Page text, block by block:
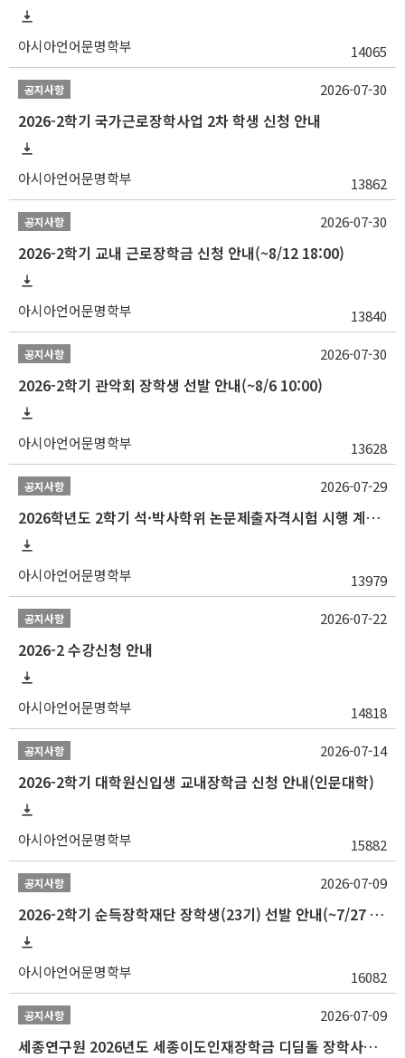
아시아언어문명학부 14065
공지사항
2026-2학기 국가근로장학사업 2차 학생 신청 안내
아시아언어문명학부 13862
2026-07-30
공지사항
2026-2학기 교내 근로장학금 신청 안내(~8/12 18:00)
아시아언어문명학부 13840
2026-07-30
공지사항
2026-2학기 관악회 장학생 선발 안내(~8/6 10:00)
아시아언어문명학부 13628
2026-07-30
공지사항
2026학년도 2학기 석·박사학위 논문제출자격시험 시행 계획 공고
아시아언어문명학부 13979
2026-07-29
공지사항
2026-2 수강신청 안내
아시아언어문명학부 14818
2026-07-22
공지사항
2026-2학기 대학원신입생 교내장학금 신청 안내(인문대학)
아시아언어문명학부 15882
2026-07-14
공지사항
2026-2학기 순득장학재단 장학생(23기) 선발 안내(~7/27 10:00)
아시아언어문명학부 16082
2026-07-09
공지사항
세종연구원 2026년도 세종이도인재장학금 디딤돌 장학사업 학자금대출 관련분야(원금상환, 이자지원) 신청 사업 안내
2026-07-09